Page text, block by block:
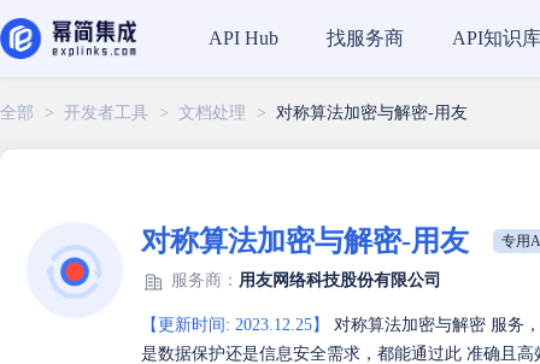
API Hub 找服务商 API知识库
全部 > 开发者工具 > 文档处理 > 对称算法加密与解密-用友
对称算法加密与解密-用友 专用
服务商： 用友网络科技股份有限公司
【更新时间: 2023.12.25】
对称算法加密与解密 服务
是数据保护还是信息安全需求，都能通过此 准确且